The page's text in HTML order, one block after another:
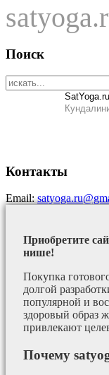
Поиск
Контакты
Email:
Приобретите
нише!
Покупка
долгой
популярной и
здоровый образ
привлекают
Почему